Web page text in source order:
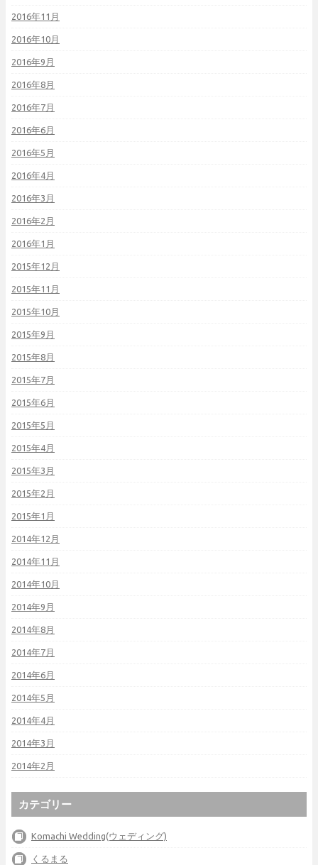
2016年11月
2016年10月
2016年9月
2016年8月
2016年7月
2016年6月
2016年5月
2016年4月
2016年3月
2016年2月
2016年1月
2015年12月
2015年11月
2015年10月
2015年9月
2015年8月
2015年7月
2015年6月
2015年5月
2015年4月
2015年3月
2015年2月
2015年1月
2014年12月
2014年11月
2014年10月
2014年9月
2014年8月
2014年7月
2014年6月
2014年5月
2014年4月
2014年3月
2014年2月
カテゴリー
Komachi Wedding(ウェディング)
くるまる